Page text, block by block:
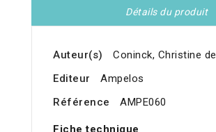
Détails du produit
Auteur(s)
Coninck, Christine de
Editeur
Ampelos
Référence
AMPE060
Fiche technique